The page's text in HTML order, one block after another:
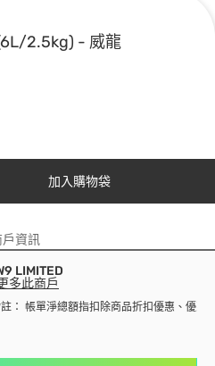
2.5kg) - 威龍
加入購物袋
戶資訊
LIMITED
多此商戶
： 帳單淨總額指扣除商品折扣優惠、優惠